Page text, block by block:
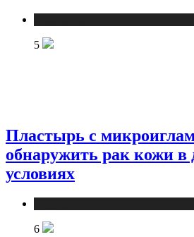
5
Пластырь с
обнаружить рак кожи
условиях
6